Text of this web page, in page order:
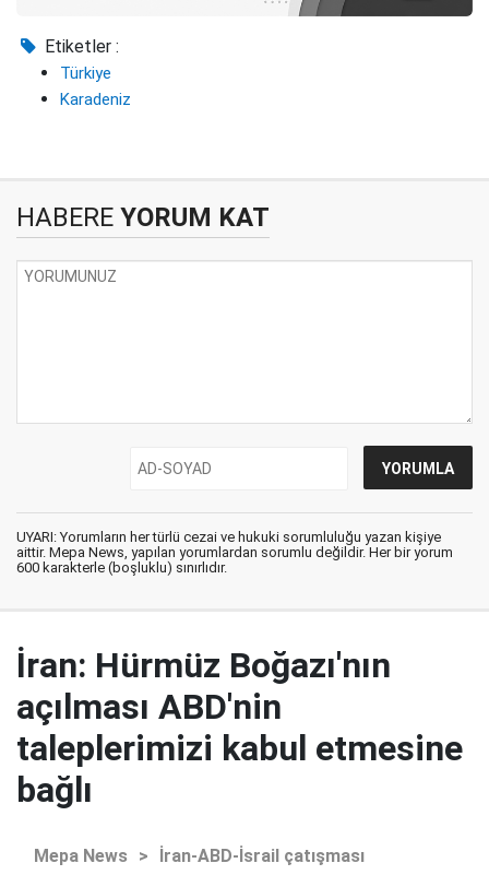
Etiketler :
Türkiye
Karadeniz
HABERE YORUM KAT
UYARI: Yorumların her türlü cezai ve hukuki sorumluluğu yazan kişiye
aittir. Mepa News, yapılan yorumlardan sorumlu değildir. Her bir yorum
600 karakterle (boşluklu) sınırlıdır.
İran: Hürmüz Boğazı'nın
açılması ABD'nin
taleplerimizi kabul etmesine
bağlı
Mepa News > İran-ABD-İsrail çatışması